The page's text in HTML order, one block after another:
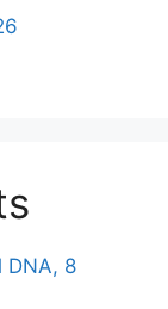
DNA, 8